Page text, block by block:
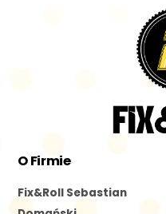
O Firmie
Fix&Roll Sebastian